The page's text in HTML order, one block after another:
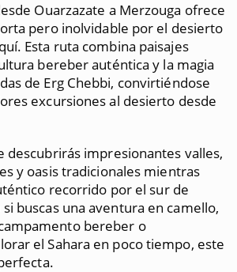
Ouarzazate a Merzouga ofrece
pero inolvidable por el desierto
Esta ruta combina paisajes
bereber auténtica y la magia
de Erg Chebbi, convirtiéndose
excursiones al desierto desde
descubrirás impresionantes valles,
y oasis tradicionales mientras
recorrido por el sur de
buscas una aventura en camello,
bereber o
el Sahara en poco tiempo, este